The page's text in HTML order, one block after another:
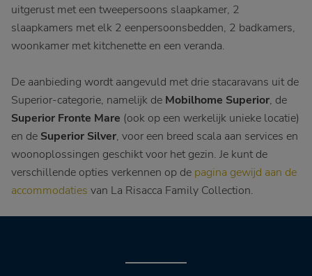
uitgerust met een tweepersoons slaapkamer, 2
slaapkamers met elk 2 eenpersoonsbedden, 2 badkamers,
woonkamer met kitchenette en een veranda.
De aanbieding wordt aangevuld met drie stacaravans uit de
Superior-categorie, namelijk de Mobilhome Superior, de
Superior Fronte Mare (ook op een werkelijk unieke locatie)
en de Superior Silver, voor een breed scala aan services en
woonoplossingen geschikt voor het gezin. Je kunt de
verschillende opties verkennen op de pagina gewijd aan de
accommodaties van La Risacca Family Collection.